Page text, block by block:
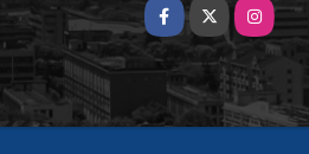
Facebook
X Instagram